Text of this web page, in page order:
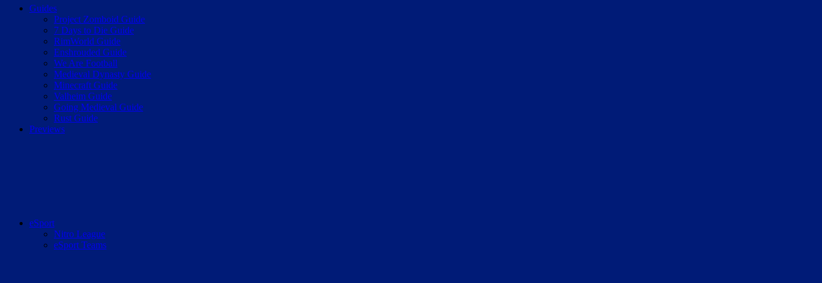
Guides
Project Zomboid Guide
7 Days to Die Guide
RimWorld Guide
Enshrouded Guide
We Are Football
Medieval Dynasty Guide
Minecraft Guide
Valheim Guide
Going Medieval Guide
Rust Guide
Previews
eSport
Nitro League
eSport Teams